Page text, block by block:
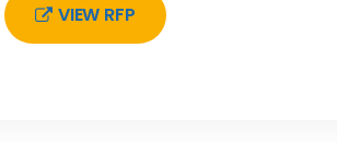
VIEW RFP